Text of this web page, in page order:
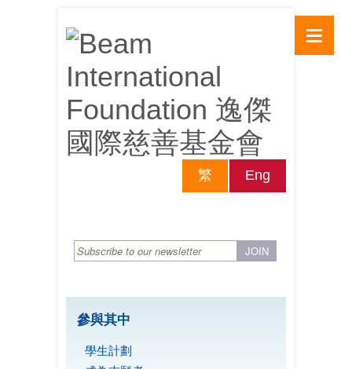
繁 Eng
參與其中
學生計劃